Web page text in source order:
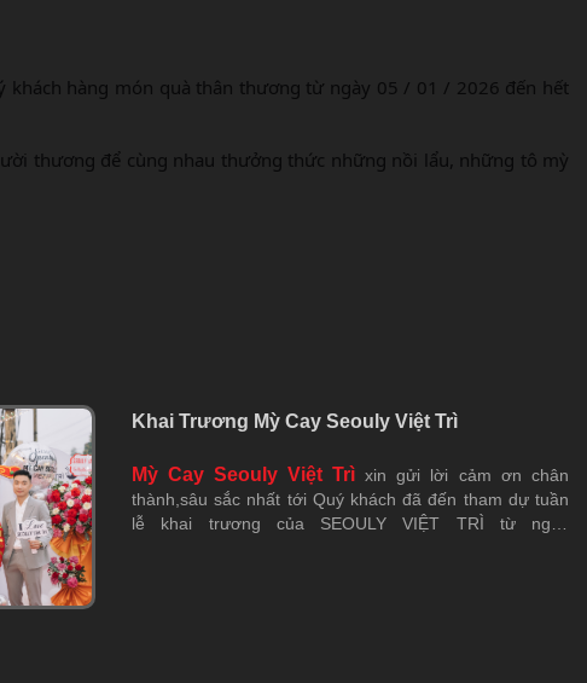
thương để cùng nhau thưởng thức những nồi lẩu, những tô mỳ
Khai Trương Mỳ Cay Seouly Việt Trì
Mỳ Cay Seouly Việt Trì
thành,sâu sắc nhất tới Quý khách đã đến tham dự tuần
lễ khai trương của SEOULY VIỆT TRÌ từ ngày